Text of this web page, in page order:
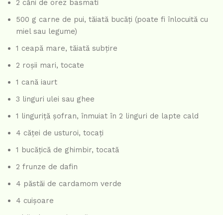
2 căni de orez basmati
500 g carne de pui, tăiată bucăți (poate fi înlocuită cu
miel sau legume)
1 ceapă mare, tăiată subțire
2 roșii mari, tocate
1 cană iaurt
3 linguri ulei sau ghee
1 linguriță șofran, înmuiat în 2 linguri de lapte cald
4 căței de usturoi, tocați
1 bucățică de ghimbir, tocată
2 frunze de dafin
4 păstăi de cardamom verde
4 cuișoare